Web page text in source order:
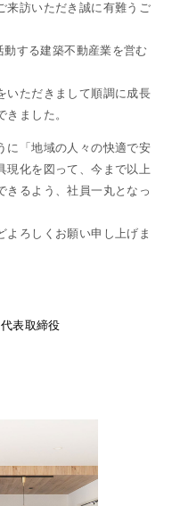
来訪いただき誠に有難うご
する建築不動産業を営む
いただきまして順調に成長
ました。
に
「地域の人々の快適で安
現化を図って、今まで以上
きるよう、社員一丸となっ
よろしくお願い申し上げま
表取締役